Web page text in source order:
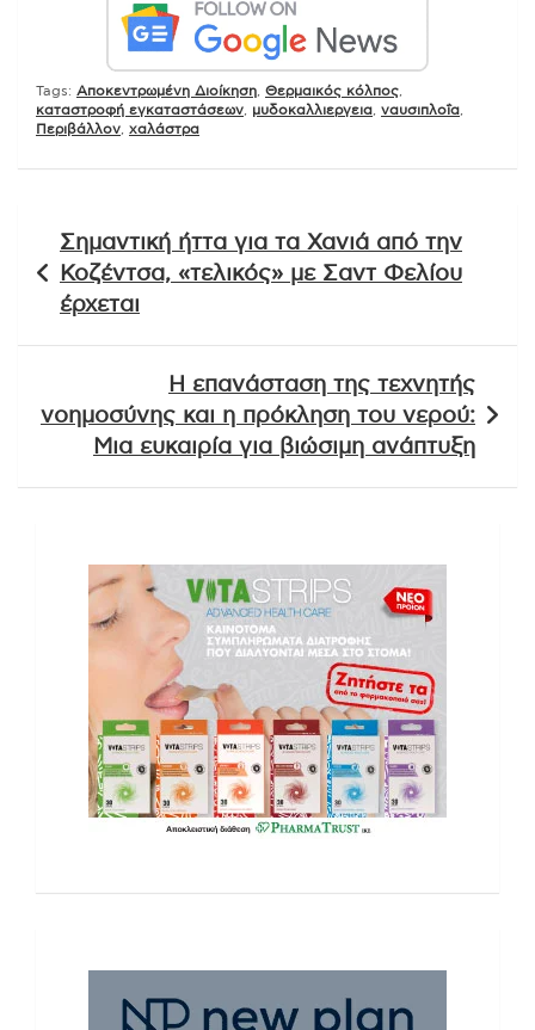
Tags: Αποκεντρωμένη Διοίκηση Θερμαικός κόλπος
καταστροφή εγκαταστάσεων
μυδοκαλλιεργεια ναυσιπλοΐα
Περιβάλλον χαλάστρα
άρθρων
Σημαντική ήττα για τα Χανιά από την
Κοζέντσα, «τελικός» με Σαντ Φελίου
έρχεται
Η επανάσταση της τεχνητής
νοημοσύνης και η πρόκληση του νερού:
Μια ευκαιρία για βιώσιμη ανάπτυξη